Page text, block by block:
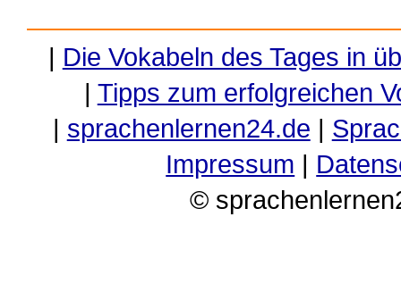
| Die Vokabeln des Tages in
| Tipps zum erfolgreichen
| sprachenlernen24.de |
Impressum |
©